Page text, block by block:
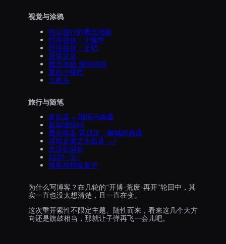
视觉与涂鸦
特立独行的概念画板
想涂就抹：小物件
想涂就抹：走吧
寂寞空岛
概念画板 愉快涂抹
夏的小爆炸
大象头
旅行与随笔
多伦多 – 期待与偶遇
新加坡快闪
费尔南多·索贝尔，狮城的偶遇
河西走廊之永昌县 – 1
生活在何处
2025 “元”
博客存档恢复中
为什么写博客？在几轮的“开博-荒废-再开”轮回中，其
实一直也没太想清楚，且一直在变。
这次重开索性不限定主题、随性而来，看来这几个大方
向还是旗鼓相当，那就让子弹再飞一会儿吧。